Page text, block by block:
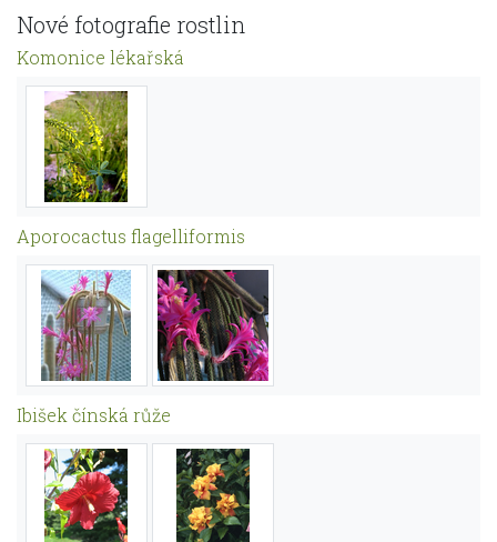
Nové fotografie rostlin
Komonice lékařská
Aporocactus flagelliformis
Ibišek čínská růže